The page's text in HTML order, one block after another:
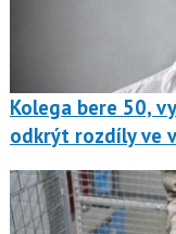
Kolega bere 50,
odkrýt rozdíly ve